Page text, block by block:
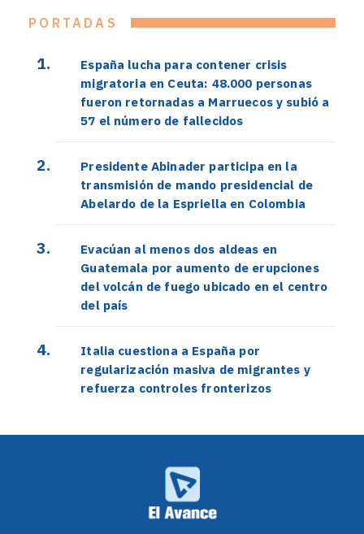
PORTADAS
España lucha para contener crisis
migratoria en Ceuta: 48.000 personas
fueron retornadas a Marruecos y subió a
57 el número de fallecidos
Presidente Abinader participa en la
transmisión de mando presidencial de
Abelardo de la Espriella en Colombia
Evacúan al menos dos aldeas en
Guatemala por aumento de erupciones
del volcán de fuego ubicado en el centro
del país
Italia cuestiona a España por
regularización masiva de migrantes y
refuerza controles fronterizos